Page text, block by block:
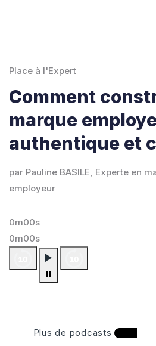
Place à l'Expert
Comment
marque
authentique et
par Pauline BASILE, Experte en
employeur
0m00s
0m00s
Plus de podcasts